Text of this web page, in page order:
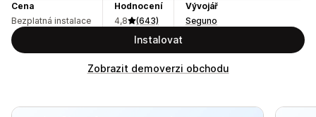
Cena
Bezplatná instalace
Hodnocení
4,8
(643)
Vývojář
Seguno
Instalovat
Zobrazit demoverzi obchodu